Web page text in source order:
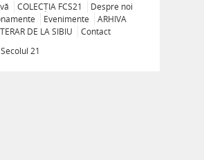
COLECȚIA FCS21
Despre noi
Evenimente
ARHIVA
DE LA SIBIU
Contact
Secolul 21